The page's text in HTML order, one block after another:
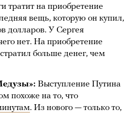
тратит на приобретение
вещь, которую он купил,
долларов. У Сергея
нет. На приобретение
больше денег, чем
Выступление Путина
похоже на то, что
. Из нового — только то,